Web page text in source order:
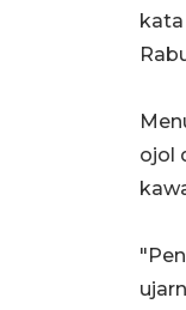
ojol